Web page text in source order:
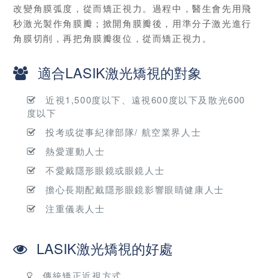
改變角膜弧度，從而矯正視力。過程中，醫生會先用飛
秒激光製作角膜瓣；掀開角膜瓣後，用準分子激光進行
角膜切削，再把角膜瓣復位，從而矯正視力。
適合LASIK激光矯視的對象
近視1,500度以下、遠視600度以下及散光600
度以下
投考或從事紀律部隊/ 航空業界人士
熱愛運動人士
不愛戴隱形眼鏡或眼鏡人士
擔心長期配戴隱形眼鏡影響眼睛健康人士
注重儀表人士
LASIK激光矯視的好處
傳統矯正近視方式